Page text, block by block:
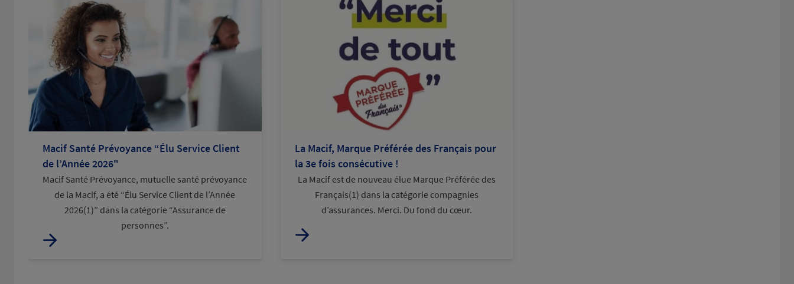
Macif Santé Prévoyance “Élu Service Client
de l’Année 2026"
Macif Santé Prévoyance, mutuelle santé prévoyance
de la Macif, a été “Élu Service Client de l’Année
2026(1)” dans la catégorie “Assurance de
personnes”.
La Macif, Marque Préférée des Français pour
la 3e fois consécutive !
La Macif est de nouveau élue Marque Préférée des
Français(1) dans la catégorie compagnies
d’assurances. Merci. Du fond du cœur.